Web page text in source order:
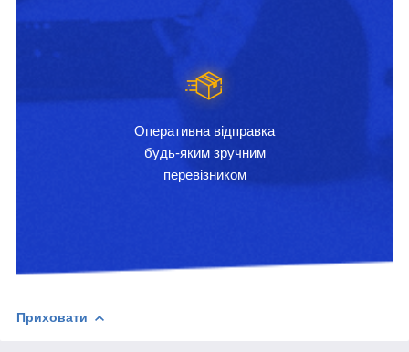
Оперативна відправка
будь-яким зручним
перевізником
Приховати